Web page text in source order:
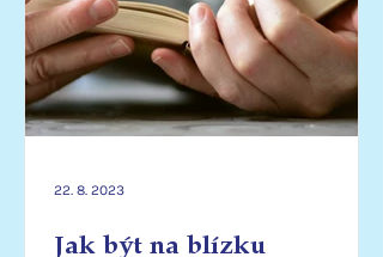
Jak být na blízku
22. 8. 2023